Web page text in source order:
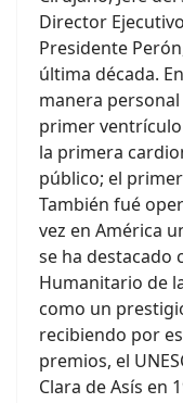
Director
Presidente
última década.
manera
primer
la primera
público; el
También fué
vez en América
se ha destacado
Humanitario de
como un
recibiendo por
premios, el
Clara de Asís en